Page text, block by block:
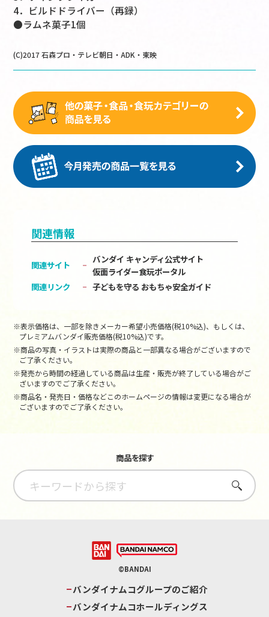
4．ビルドドライバー（再録）
●ラムネ菓子1個
(C)2017 石森プロ・テレビ朝日・ADK・東映
関連情報
関連サイト
バンダイ キャンディ公式サイト
仮面ライダー食玩ポータル
関連リンク
子どもを守る おもちゃ安全ガイド
※表示価格は、一部を除きメーカー希望小売価格(税10%込)、もしくは、
プレミアムバンダイ販売価格(税10%込)です。
※商品の写真・イラストは実際の商品と一部異なる場合がございますので
ご了承ください。
※発売から時間の経過している商品は生産・販売が終了している場合がご
ざいますのでご了承ください。
※商品名・発売日・価格などこのホームページの情報は変更になる場合が
ございますのでご了承ください。
商品を探す
さがす
©BANDAI
バンダイナムコグループのご紹介
バンダイナムコホールディングス